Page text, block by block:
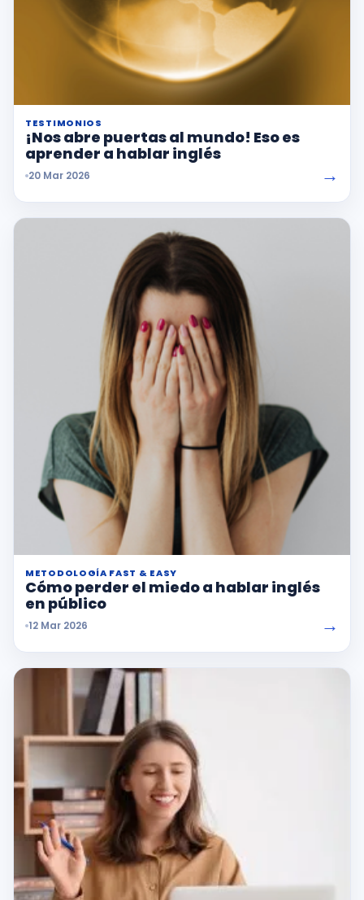
TESTIMONIOS
¡Nos abre puertas al mundo! Eso es
aprender a hablar inglés
20 Mar 2026 →
METODOLOGÍA FAST & EASY
Cómo perder el miedo a hablar inglés
en público
12 Mar 2026 →